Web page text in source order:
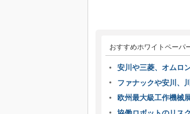
おすすめホワイトペーパ
安川や三菱、オムロ
ファナックや安川、
欧州最大級工作機械